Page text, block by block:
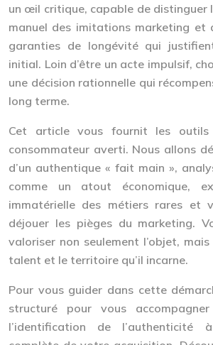
un œil critique, capable de distinguer
manuel des imitations marketing et
garanties de longévité qui
initial. Loin d’être un acte impulsif,
une décision rationnelle qui
long terme.
Cet article vous fournit les
consommateur averti. Nous allons
d’un authentique « fait main »,
comme un atout économique,
immatérielle des métiers rares et
déjouer les pièges du marketing.
valoriser non seulement l’objet,
talent et le territoire qu’il incarne.
Pour vous guider dans cette
structuré pour vous
l’identification de l’authenticité